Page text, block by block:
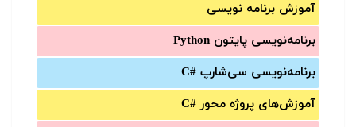
آموزش برنامه نویسی
برنامه‌نویسی پایتون Python
برنامه‌‌نویسی سی‌شارپ C#‎
آموزش‌های پروژه محور #C